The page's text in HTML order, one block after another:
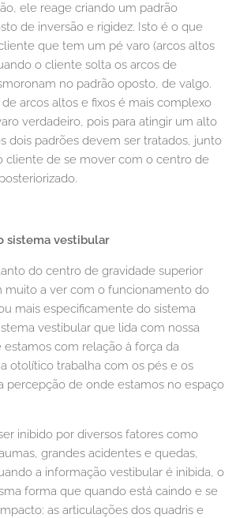
ele reage criando um padrão
de inversão e rigidez. Isto é o que
que tem um pé varo (arcos altos
o cliente solta os arcos de
no padrão oposto, de valgo.
arcos altos e fixos é mais complexo
verdadeiro, pois para atingir um alto
dois padrões devem ser tratados, junto
cliente de se mover com o centro de
sistema vestibular
do centro de gravidade superior
muito a ver com o funcionamento do
mais especificamente do sistema
vestibular que lida com nossa
com relação à força da
otolítico trabalha com os pés e os
percepção de onde estamos no espaço
inibido por diversos fatores como
grandes acidentes e quedas,
a informação vestibular é inibida, o
forma que quando está caindo e se
as articulações dos quadris e